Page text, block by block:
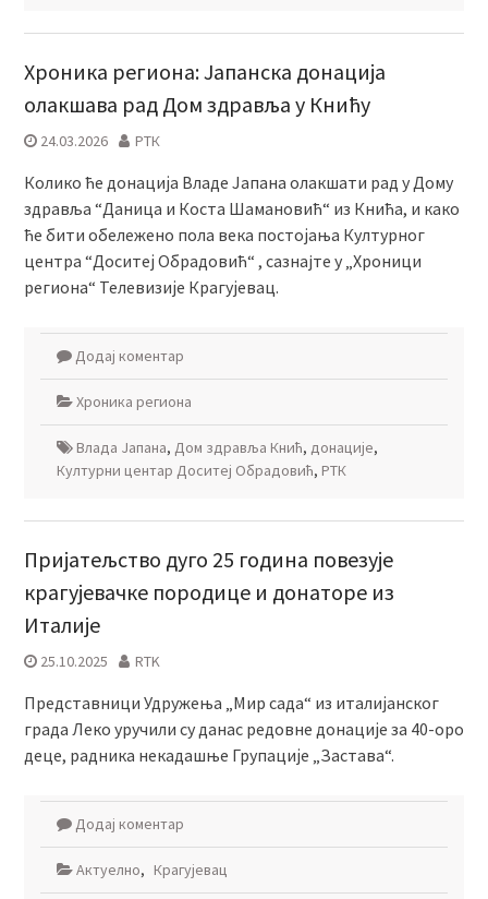
Хроника региона: Јапанска донација
олакшава рад Дом здравља у Книћу
24.03.2026 РТК
Колико ће донација Владе Јапана олакшати рад у Дому
здравља “Даница и Коста Шамановић“ из Кнића, и како
ће бити обележено пола века постојања Културног
центра “Доситеј Обрадовић“ , сазнаjте у „Хроници
региона“ Телевизије Крагујевац.
Додај коментар
Хроника региона
Влада Јапана, Дом здравља Кнић, донације,
Културни центар Доситеј Обрадовић, РТК
Пријатељство дуго 25 година повезује
крагујевачке породице и донаторе из
Италије
25.10.2025 RTK
Представници Удружења „Мир сада“ из италијанског
града Леко уручили су данас редовне донације за 40-оро
деце, радника некадашње Групације „Застава“.
Додај коментар
Актуелно, Крагујевац